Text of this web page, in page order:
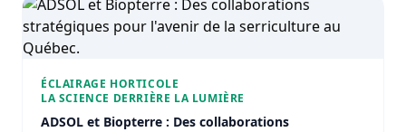
ÉCLAIRAGE HORTICOLE
LA SCIENCE DERRIÈRE LA LUMIÈRE
ADSOL et Biopterre : Des collaborations